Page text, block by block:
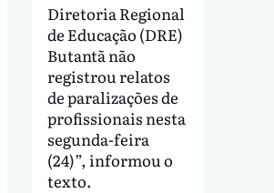
Diretoria Regional
de Educação (DRE)
Butantã não
registrou relatos
de paralizações de
profissionais nesta
segunda-feira
(24)”, informou o
texto.